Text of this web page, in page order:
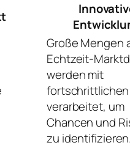
Große Mengen
Echtzeit-
werden mit
fortschrittlichen
verarbeitet, um
Chancen und
zu identifizieren.